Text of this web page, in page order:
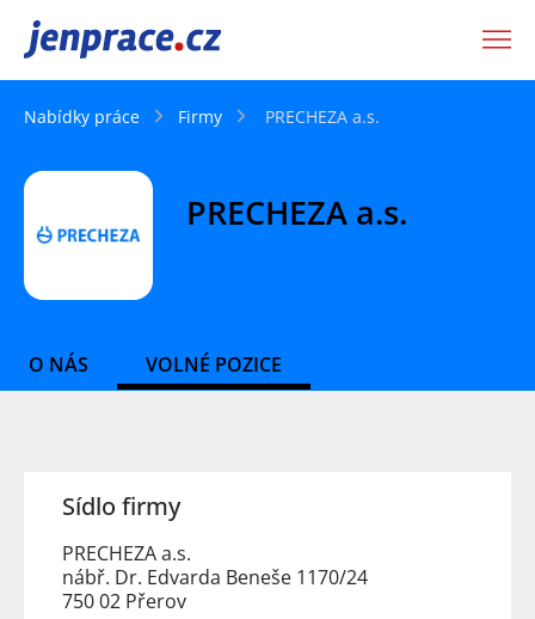
JenPráce.cz
Nabídky práce Firmy PRECHEZA a.s.
PRECHEZA a.s.
O NÁS VOLNÉ POZICE
Sídlo firmy
PRECHEZA a.s.
nábř. Dr. Edvarda Beneše 1170/24
750 02 Přerov